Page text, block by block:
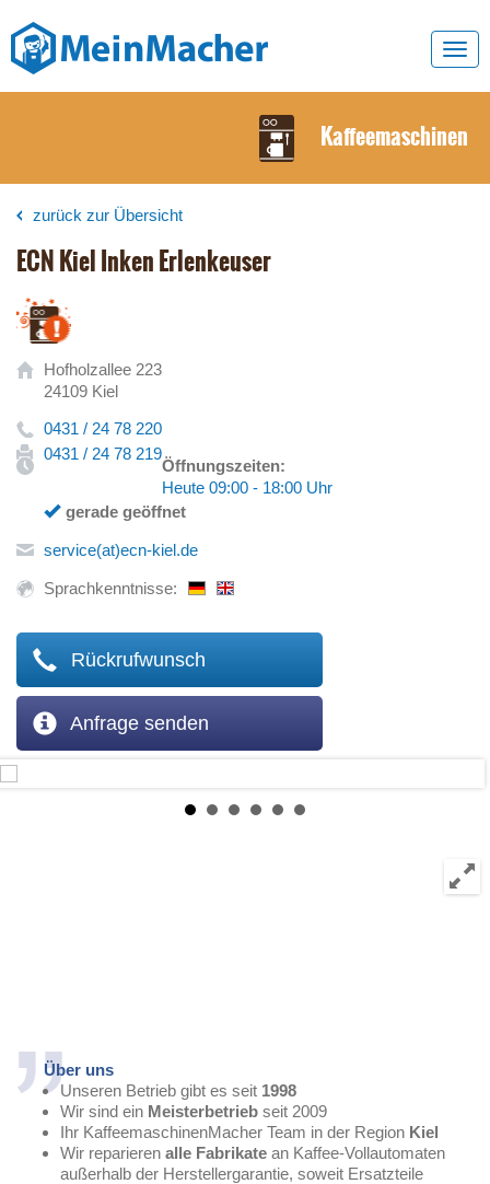
Kaffeemaschinen
zurück zur Übersicht
ECN Kiel Inken Erlenkeuser
Hofholzallee 223
24109 Kiel
0431 / 24 78 220
0431 / 24 78 219
Öffnungszeiten:
Heute 09:00 - 18:00 Uhr
gerade geöffnet
service(at)ecn-kiel.de
Sprachkenntnisse:
Rückrufwunsch
Anfrage senden
Über uns
Unseren Betrieb gibt es seit 1998
Wir sind ein Meisterbetrieb seit 2009
Ihr KaffeemaschinenMacher Team in der Region Kiel
Wir reparieren alle Fabrikate an Kaffee-Vollautomaten
außerhalb der Herstellergarantie, soweit Ersatzteile